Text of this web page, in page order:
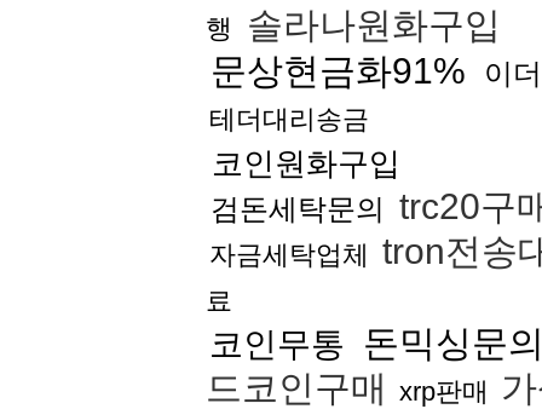
행
솔라나원화구입
문상현금화91%
이
테더대리송금
코인원화구입
검돈세탁문의 trc20구
자금세탁업체 tron전송
료
코인무통
돈믹싱문
드코인구매 xrp판매